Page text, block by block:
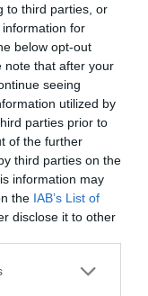
to third parties, or
for
below opt-out
note that after your
seeing
utilized by
parties prior to
of the further
third parties on the
information may
the IAB’s List of
disclose it to other